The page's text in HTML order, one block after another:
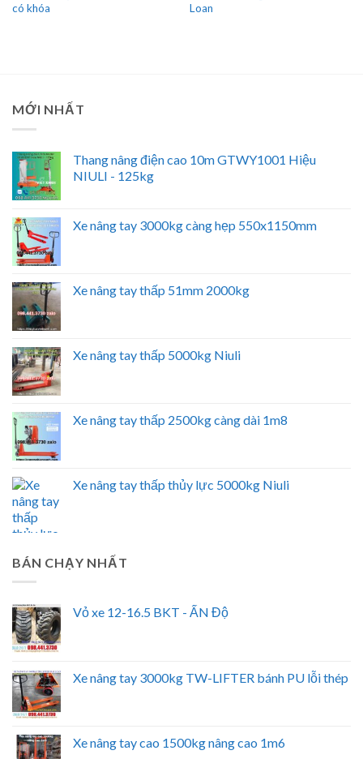
có khóa
Loan
MỚI NHẤT
Thang nâng điện cao 10m GTWY1001 Hiệu
NIULI - 125kg
Xe nâng tay 3000kg càng hẹp 550x1150mm
Xe nâng tay thấp 51mm 2000kg
Xe nâng tay thấp 5000kg Niuli
Xe nâng tay thấp 2500kg càng dài 1m8
Xe nâng tay thấp thủy lực 5000kg Niuli
BÁN CHẠY NHẤT
Vỏ xe 12-16.5 BKT - ẤN Độ
Xe nâng tay 3000kg TW-LIFTER bánh PU lỗi thép
Xe nâng tay cao 1500kg nâng cao 1m6